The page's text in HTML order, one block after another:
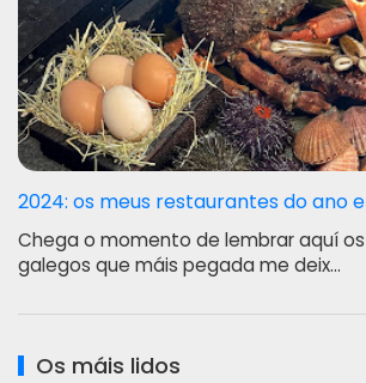
2024: os meus restaurantes do ano
Chega o momento de lembrar aquí
galegos que máis pegada me deix…
Os máis lidos